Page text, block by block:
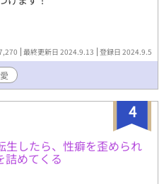
最終更新日 2024.9.13 登録日 2024.9.5
4
生したら、性癖を歪められ
詰めてくる